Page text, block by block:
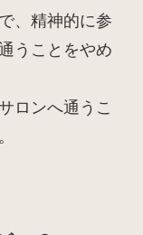
、精神的に参
うことをやめ
ロンへ通うこ